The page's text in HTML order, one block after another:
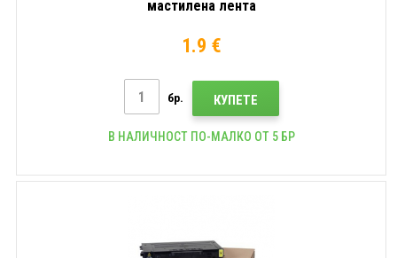
мастилена лента
1.9 €
бр. КУПЕТЕ
В НАЛИЧНОСТ ПО-МАЛКО ОТ 5 БР